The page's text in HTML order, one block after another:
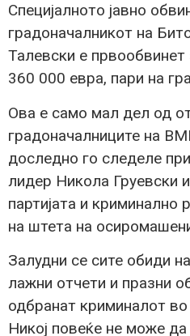
Специјалното јавно
градоначалникот на
Талевски е
360 000 евра, пари на
Ова е само мал дел од
градоначалниците на
доследно го следеле
лидер Никола Груевски
партијата и криминално
на штета на
Залудни се сите
лажни отчети и празни
одбранат криминалот
Никој повеќе не може да